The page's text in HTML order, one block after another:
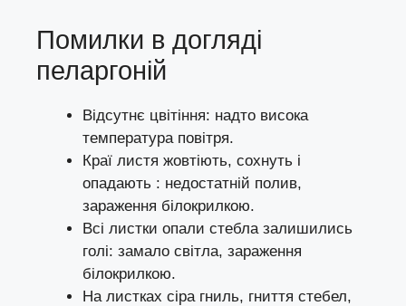
Помилки в догляді
пеларгоній
Відсутнє цвітіння: надто висока
температура повітря.
Краї листя жовтіють, сохнуть і
опадають : недостатній полив,
зараження білокрилкою.
Всі листки опали стебла залишились
голі: замало світла, зараження
білокрилкою.
На листках сіра гниль, гниття стебел,